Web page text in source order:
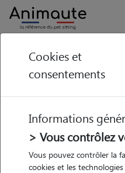
Animaute Occitanie
5/5
Cookies et
consentements
Informations
> Vous contrôlez
Vous pouvez contrôler la
cookies et les